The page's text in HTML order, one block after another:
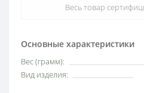
Основные характеристики
Вес (грамм):
Вид изделия:
Весь товар